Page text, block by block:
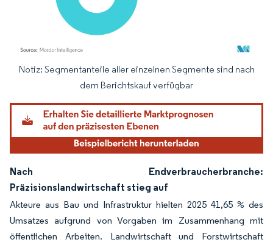
Bild © Mordor Intelligence. Wiederverwendung erfordert Namensnennung
Notiz: Segmentanteile aller einzelnen Segmente sind nach
dem Berichtskauf verfügbar
Nach Endverbraucherbranche:
Präzisionslandwirtschaft stieg auf
Akteure aus Bau und Infrastruktur hielten 2025 41,65 % des
Umsatzes aufgrund von Vorgaben im Zusammenhang mit
öffentlichen Arbeiten. Landwirtschaft und Forstwirtschaft